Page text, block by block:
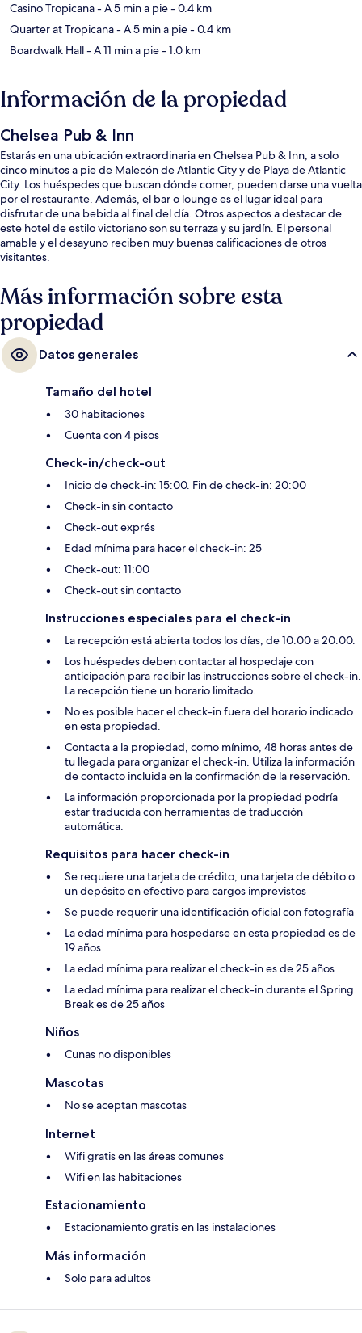
Casino Tropicana- A 5 min a pie- 0.4 km
Quarter at Tropicana- A 5 min a pie- 0.4 km
Boardwalk Hall- A 11 min a pie- 1.0 km
Información de la propiedad
Chelsea Pub & Inn
Estarás en una ubicación extraordinaria en Chelsea Pub & Inn, a solo
cinco minutos a pie de Malecón de Atlantic City y de Playa de Atlantic
City. Los huéspedes que buscan dónde comer, pueden darse una vuelta
por el restaurante. Además, el bar o lounge es el lugar ideal para
disfrutar de una bebida al final del día. Otros aspectos a destacar de
este hotel de estilo victoriano son su terraza y su jardín. El personal
amable y el desayuno reciben muy buenas calificaciones de otros
visitantes.
Más información sobre esta
propiedad
Datos generales
Tamaño del hotel
30 habitaciones
Cuenta con 4 pisos
Check-in/check-out
Inicio de check-in: 15:00. Fin de check-in: 20:00
Check-in sin contacto
Check-out exprés
Edad mínima para hacer el check-in: 25
Check-out: 11:00
Check-out sin contacto
Instrucciones especiales para el check-in
La recepción está abierta todos los días, de 10:00 a 20:00.
Los huéspedes deben contactar al hospedaje con
anticipación para recibir las instrucciones sobre el check-in.
La recepción tiene un horario limitado.
No es posible hacer el check-in fuera del horario indicado
en esta propiedad.
Contacta a la propiedad, como mínimo, 48 horas antes de
tu llegada para organizar el check-in. Utiliza la información
de contacto incluida en la confirmación de la reservación.
La información proporcionada por la propiedad podría
estar traducida con herramientas de traducción
automática.
Requisitos para hacer check-in
Se requiere una tarjeta de crédito, una tarjeta de débito o
un depósito en efectivo para cargos imprevistos
Se puede requerir una identificación oficial con fotografía
La edad mínima para hospedarse en esta propiedad es de
19 años
La edad mínima para realizar el check-in es de 25 años
La edad mínima para realizar el check-in durante el Spring
Break es de 25 años
Niños
Cunas no disponibles
Mascotas
No se aceptan mascotas
Internet
Wifi gratis en las áreas comunes
Wifi en las habitaciones
Estacionamiento
Estacionamiento gratis en las instalaciones
Más información
Solo para adultos